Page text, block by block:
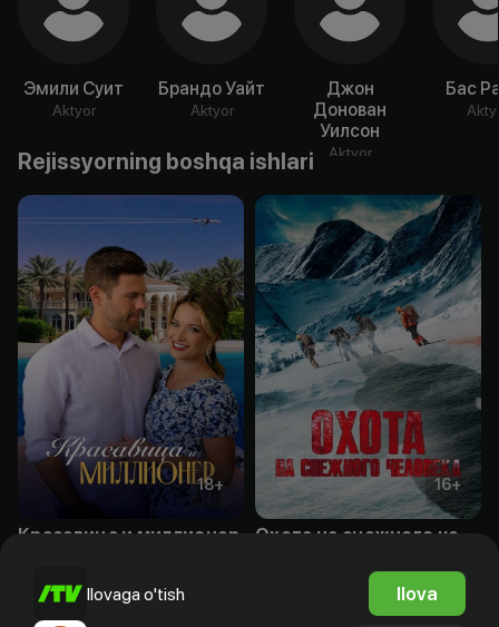
Эмили Суит
Aktyor
Брандо Уайт
Aktyor
Джон
Донован
Уилсон
Aktyor
Бас
Rejissyorning boshqa ishlari
18+
Красавица и миллионер
16+
Ilovaga o'tish Ilova